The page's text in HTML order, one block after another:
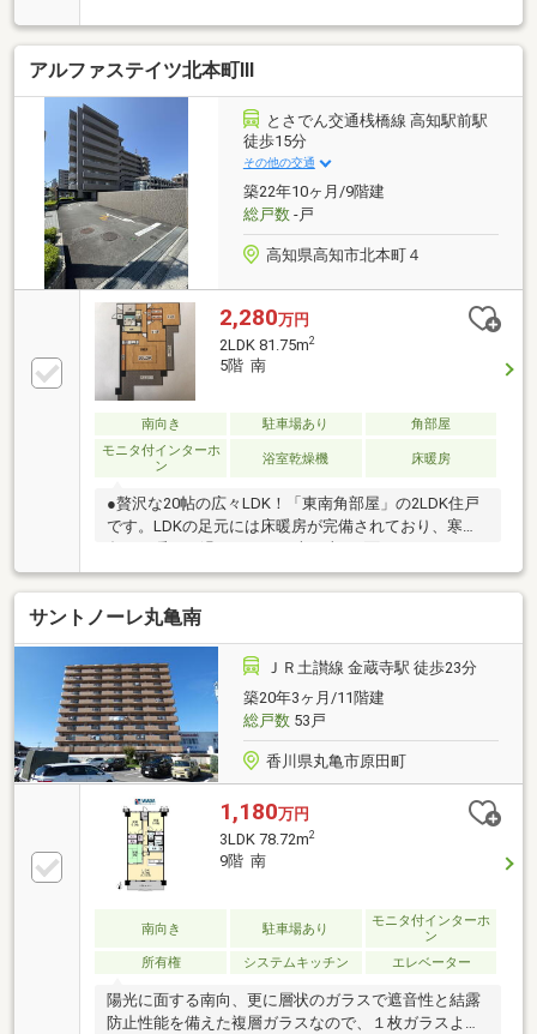
けにも便利♪ 2階・3LDKのお部屋は、南向きバルコニ
ーで日当たり良好♪
アルファステイツ北本町Ⅲ
とさでん交通桟橋線 高知駅前駅
徒歩15分
その他の交通
築22年10ヶ月/9階建
総戸数-戸
高知県高知市北本町４
2,280万円
2LDK 81.75m2
5階 南
南向き 駐車場あり
角部屋
モニタ付インターホ
ン
浴室乾燥機 床暖房
●贅沢な20帖の広々LDK！「東南角部屋」の2LDK住戸
です。LDKの足元には床暖房が完備されており、寒い
全室に光が差し込み、日当たり良好です。●江陽小学
校や城東中学校まで徒歩2～4分という好立地。安心し
て通学することができます。●スーパーやドラックス
トア、コンビニなど徒歩圏内に充実しており、毎日の
お買い物も便利です。●ペット相談可能マンションで
す（飼育細則有）
サントノーレ丸亀南
ＪＲ土讃線 金蔵寺駅 徒歩23分
築20年3ヶ月/11階建
総戸数53戸
香川県丸亀市原田町
1,180万円
3LDK 78.72m2
9階 南
南向き 駐車場あり
モニタ付インターホ
ン
所有権
システムキッチン エレベーター
陽光に面する南向、更に層状のガラスで遮音性と結露
防止性能を備えた複層ガラスなので、１枚ガラスより